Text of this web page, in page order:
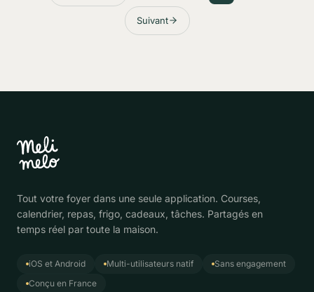
Suivant
Tout votre foyer dans une seule application. Courses,
calendrier, repas, frigo, cadeaux, tâches. Partagés en
temps réel par toute la maison.
iOS et Android Multi-utilisateurs natif
Sans engagement
Conçu en France